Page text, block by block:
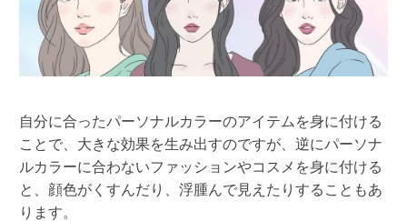
自分に合ったパーソナルカラーのアイテムを身に付ける
ことで、大きな効果を生み出すのですが、逆にパーソナ
ルカラーに合わないファッションやコスメを身に付ける
と、顔色がくすんだり、浮腫んで見えたりすることもあ
ります。